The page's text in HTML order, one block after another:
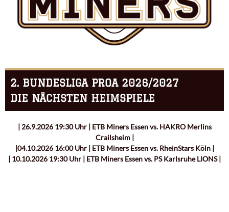
2. BUNDESLIGA PROA 2026/2027
DIE NÄCHSTEN HEIMSPIELE
| 26.9.2026 19:30 Uhr | ETB Miners Essen vs. HAKRO Merlins
Crailsheim |
|04.10.2026 16:00 Uhr | ETB Miners Essen vs. RheinStars Köln |
| 10.10.2026 19:30 Uhr | ETB Miners Essen vs. PS Karlsruhe LIONS |